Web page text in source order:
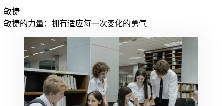
敏捷
敏捷的力量：拥有适应每一次变化的勇气